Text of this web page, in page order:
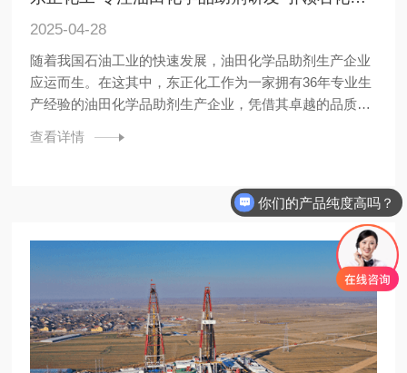
2025-04-28
随着我国石油工业的快速发展，油田化学品助剂生产企业
应运而生。在这其中，东正化工作为一家拥有36年专业生
产经验的油田化学品助剂生产企业，凭借其卓越的品质和
东正化工的产品行销全国各省、市、自治区，客户遍布全
查看详情
你们的产品纯度高吗？